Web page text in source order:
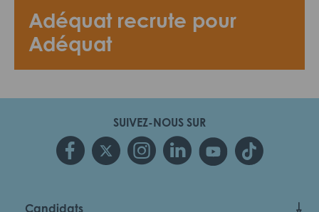
Adéquat recrute pour
Adéquat
SUIVEZ-NOUS SUR
Candidats